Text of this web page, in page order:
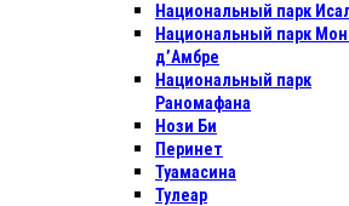
Национальный парк
Национальный парк
д’Амбре
Национальный парк
Раномафана
Нози Би
Перинет
Туамасина
Тулеар